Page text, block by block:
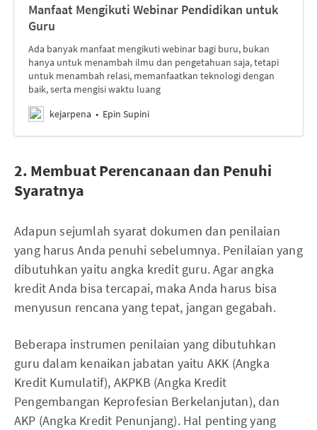
Manfaat Mengikuti Webinar Pendidikan untuk
Guru
Ada banyak manfaat mengikuti webinar bagi buru, bukan
hanya untuk menambah ilmu dan pengetahuan saja, tetapi
untuk menambah relasi, memanfaatkan teknologi dengan
baik, serta mengisi waktu luang
kejarpena
Epin Supini
2. Membuat Perencanaan dan Penuhi
Syaratnya
Adapun sejumlah syarat dokumen dan penilaian
yang harus Anda penuhi sebelumnya. Penilaian yang
dibutuhkan yaitu angka kredit guru. Agar angka
kredit Anda bisa tercapai, maka Anda harus bisa
menyusun rencana yang tepat, jangan gegabah.
Beberapa instrumen penilaian yang dibutuhkan
guru dalam kenaikan jabatan yaitu AKK (Angka
Kredit Kumulatif), AKPKB (Angka Kredit
Pengembangan Keprofesian Berkelanjutan), dan
AKP (Angka Kredit Penunjang). Hal penting yang